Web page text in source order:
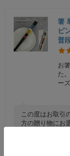
箸
ピ
普
お
た
ー
この度はお取引
方の贈り物にお
も当店をご愛顧
て、この度は誠